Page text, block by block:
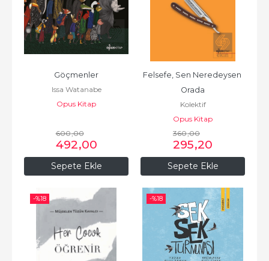
Sepete Ekle
Göçmenler
Issa Watanabe
Opus Kitap
600,00
492,00
Sepete Ekle
Felsefe, Sen Neredeysen
Orada
Kolektif
Opus Kitap
360,00
295,20
-%18 -%18